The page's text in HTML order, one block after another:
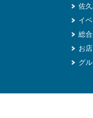
佐
イ
総
お
グ